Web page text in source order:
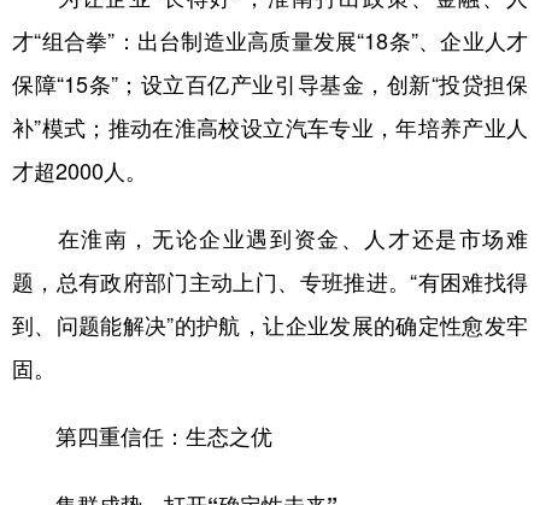
才“组合拳”：出台制造业高质量发展“18条”、企业人才
保障“15条”；设立百亿产业引导基金，创新“投贷担保
补”模式；推动在淮高校设立汽车专业，年培养产业人
才超2000人。
在淮南，无论企业遇到资金、人才还是市场难
题，总有政府部门主动上门、专班推进。“有困难找得
到、问题能解决”的护航，让企业发展的确定性愈发牢
固。
第四重信任：生态之优